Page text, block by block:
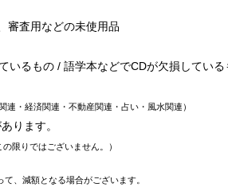
審査用などの未使用品
るもの / 語学本などでCDが欠損してい
連・経済関連・不動産関連・占い・風水関連
ります。
限りではございません。
、減額となる場合がございます。